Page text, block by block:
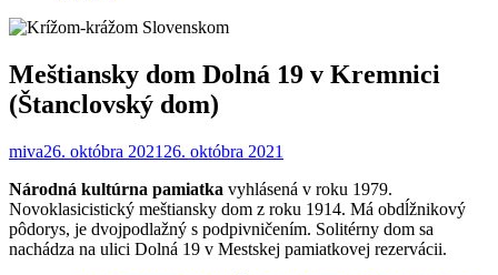
Meštiansky dom Dolná 19 v Kremnici
(Štanclovský dom)
miva26. októbra 2021 26. októbra 2021
Národná kultúrna pamiatka vyhlásená v roku 1979.
Novoklasicistický meštiansky dom z roku 1914. Má obdĺžnikový
pôdorys, je dvojpodlažný s podpivničením. Solitérny dom sa
nachádza na ulici Dolná 19 v Mestskej pamiatkovej rezervácii.